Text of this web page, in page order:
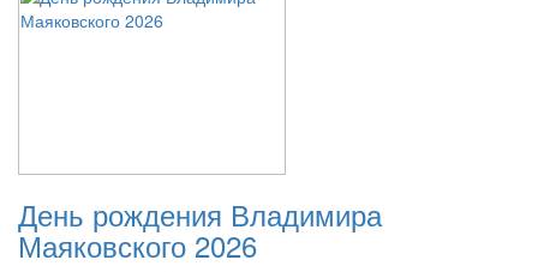
День рождения Владимира
Маяковского 2026